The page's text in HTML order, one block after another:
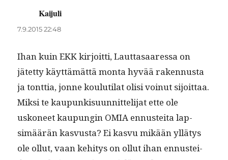
Kaijuli
7.9.2015 22:48
Ihan kuin EKK kir­joit­ti, Laut­tasaa­res­sa on
jätet­ty käyt­tämät­tä mon­ta hyvää raken­nus­ta
ja tont­tia, jonne koulu­ti­lat olisi voin­ut sijoit­taa.
Mik­si te kaupunkisu­un­nit­teli­jat ette ole
uskoneet kaupun­gin OMIA ennustei­ta lap­
simäärän kasvus­ta? Ei kasvu mikään yllä­tys
ole ollut, vaan kehi­tys on ollut ihan ennustei­